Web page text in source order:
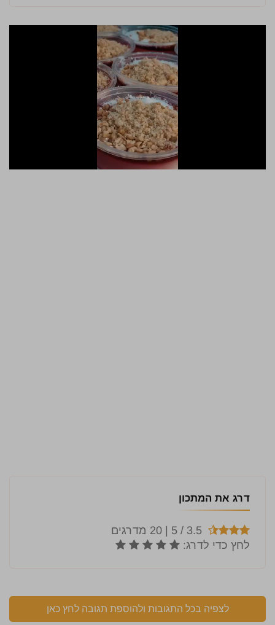
דרג את המתכון
לצפיה בכל התגובות ולהוספת תגובה לחץ כאן